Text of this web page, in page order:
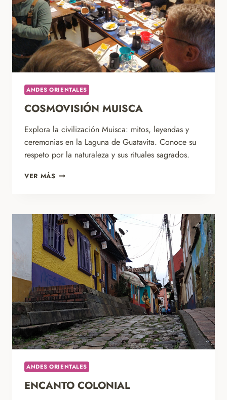
ANDES ORIENTALES
COSMOVISIÓN MUISCA
Explora la civilización Muisca: mitos, leyendas y
ceremonias en la Laguna de Guatavita. Conoce su
respeto por la naturaleza y sus rituales sagrados.
VER MÁSCOSMOVISIÓN
ANDES ORIENTALES
ENCANTO COLONIAL